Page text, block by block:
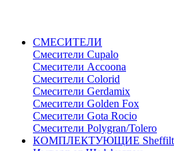
СМЕСИТЕЛИ
Cмесители Cupalo
Смесители Accoona
Смесители Colorid
Смесители Gerdamix
Смесители Golden Fox
Смесители Gota Rocio
Смесители Polygran/Tolero
КОМПЛЕКТУЮЩИЕ